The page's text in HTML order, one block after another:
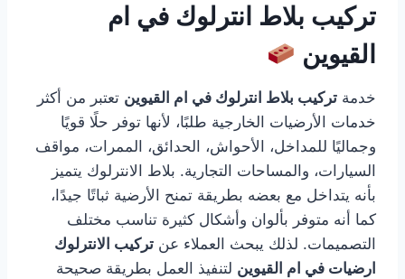
تركيب بلاط انترلوك في ام
القيوين
خدمة تركيب بلاط انترلوك في ام القيوين تعتبر من أكثر
خدمات الأرضيات الخارجية طلبًا، لأنها توفر حلًا قويًا
وجماليًا للمداخل، الأحواش، الحدائق، الممرات، مواقف
السيارات، والمساحات التجارية. بلاط الانترلوك يتميز
بأنه يتداخل مع بعضه بطريقة تمنح الأرضية ثباتًا جيدًا،
كما أنه متوفر بألوان وأشكال كثيرة تناسب مختلف
التصميمات. لذلك يبحث العملاء عن تركيب الانترلوك
ارضيات في ام القيوين لتنفيذ العمل بطريقة صحيحة